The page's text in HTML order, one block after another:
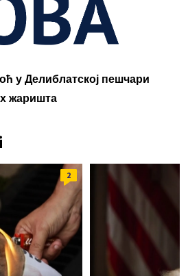
у Делиблатској пешчари
жаришта
2